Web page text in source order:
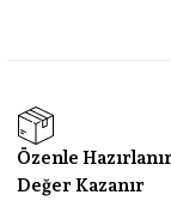
Özenle
Değer Kazanır